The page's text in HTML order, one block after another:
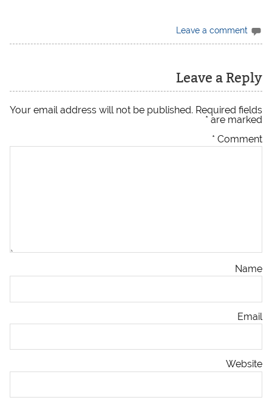
Leave a comment
Leave a Reply
Your email address will not be published. Required fields
are marked
*
Comment
*
Name
Email
Website